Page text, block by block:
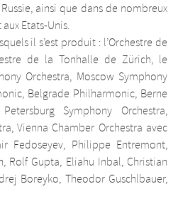
ainsi que dans de nombreux
Etats-Unis.
il s’est produit : l’Orchestre de
de la Tonhalle de Zürich, le
Orchestra, Moscow Symphony
Belgrade Philharmonic, Berne
Symphony Orchestra,
Vienna Chamber Orchestra avec
Fedoseyev, Philippe Entremont,
Rolf Gupta, Eliahu Inbal, Christian
Boreyko, Theodor Guschlbauer,